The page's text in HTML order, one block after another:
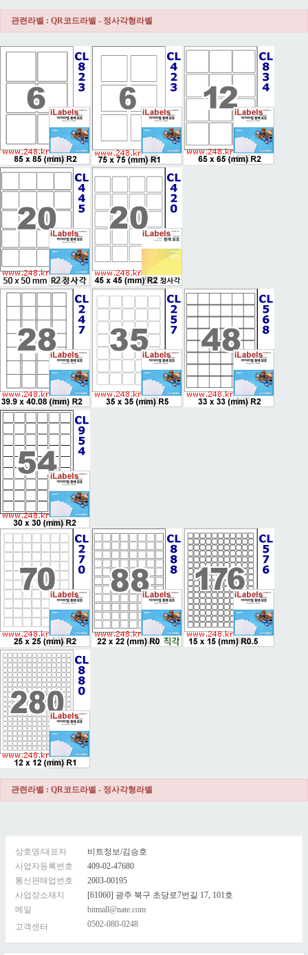
관련라벨 : QR코드라벨 - 정사각형라벨
관련라벨 : QR코드라벨 - 정사각형라벨
상호명/대표자
비트정보/김승호
사업자등록번호
409-02-47680
통신판매업번호
2003-00195
사업장소재지
[61060] 광주 북구 초당로7번길 17, 101호
메일
bitmall@nate.com
고객센터
0502-080-0248